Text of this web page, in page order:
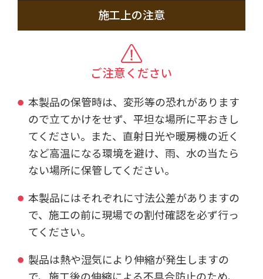
施工上の注意
ご注意ください
本製品の保管時は、変形等の恐れがあります
ので立てかけをせず、平坦な場所に平おきし
てください。また、直射日光や暖房機の近く
など高温になる環境を避け、雨、水の当たら
ない場所に保管してください。
本製品にはそれぞれに寸法公差がありますの
で、施工の前に現場での割付確認を必ず行っ
てください。
製品は熱や湿気により伸縮が発生しますの